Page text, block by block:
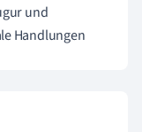
und
Handlungen